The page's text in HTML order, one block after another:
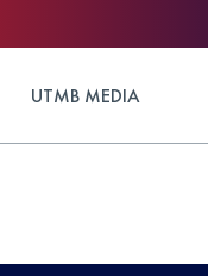
UTMB MEDIA